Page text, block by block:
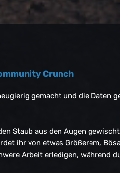
Crunch
gemacht und die Daten
Staub aus den Augen
ihr von etwas Größerem,
Arbeit erledigen, während